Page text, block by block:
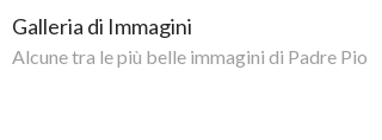
Galleria di Immagini
Alcune tra le più belle immagini di Padre Pio